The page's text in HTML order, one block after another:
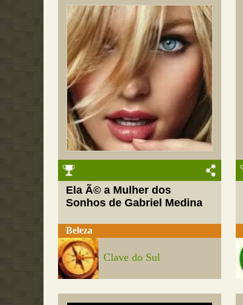
Ela Ã© a Mulher dos
Sonhos de Gabriel Medina
Beleza
Clave do Sul